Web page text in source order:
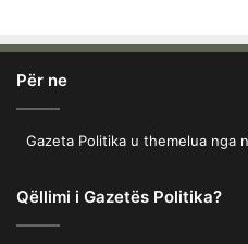
Për ne
Gazeta Politika u themelua nga
Qëllimi i Gazetës Politika?